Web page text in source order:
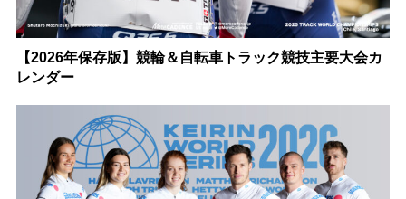
【2026年保存版】競輪＆自転車トラック競技主要大会カ
レンダー